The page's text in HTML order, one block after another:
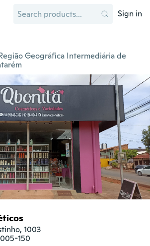
Sign in
Geográfica Intermediária de
1003
150